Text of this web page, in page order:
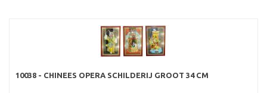
10038 - CHINEES OPERA SCHILDERIJ GROOT 34 CM